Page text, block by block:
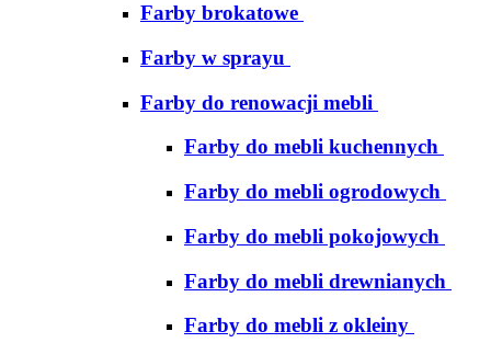
Farby brokatowe
Farby w sprayu
Farby do renowacji mebli
Farby do mebli kuchennych
Farby do mebli ogrodowych
Farby do mebli pokojowych
Farby do mebli drewnianych
Farby do mebli z okleiny